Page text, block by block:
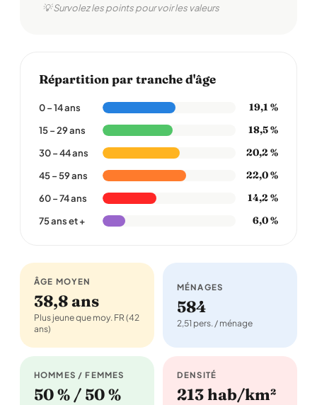
💡 Survolez les points pour voir les valeurs
Répartition par tranche d'âge
0 – 14 ans 19,1 %
15 – 29 ans 18,5 %
30 – 44 ans 20,2 %
45 – 59 ans 22,0 %
60 – 74 ans 14,2 %
75 ans et + 6,0 %
ÂGE MOYEN
38,8 ans
Plus jeune que moy. FR (42
ans)
MÉNAGES
584
2,51 pers. / ménage
HOMMES / FEMMES
50 % / 50 %
DENSITÉ
213 hab/km²